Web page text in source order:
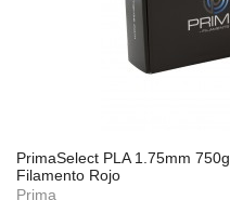
PrimaSelect PLA 1.75mm 750g
Filamento Rojo
Prima